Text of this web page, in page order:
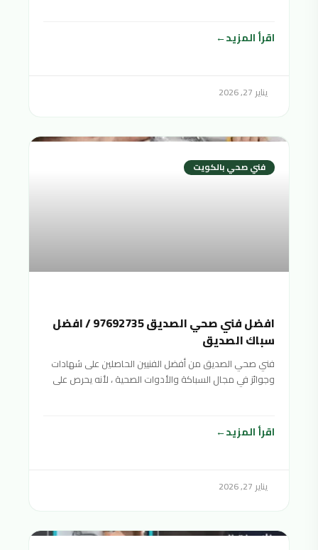
اقرأ المزيد
يناير 27, 2026
فني صحي بالكويت
افضل فني صحي الصديق 97692735 / افضل
سباك الصديق
فني صحي الصديق من أفضل الفنيين الحاصلين على شهادات
وجوائز في مجال السباكة والأدوات الصحية ، لأنه يحرص على
الصحية. شرائح المجتمع
اقرأ المزيد
يناير 27, 2026